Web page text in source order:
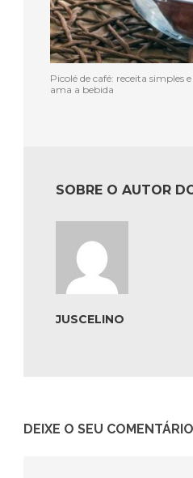
Picolé de café: receita simples
ama a bebida
SOBRE O AUTOR
JUSCELINO
DEIXE O SEU COMENTÁRIO